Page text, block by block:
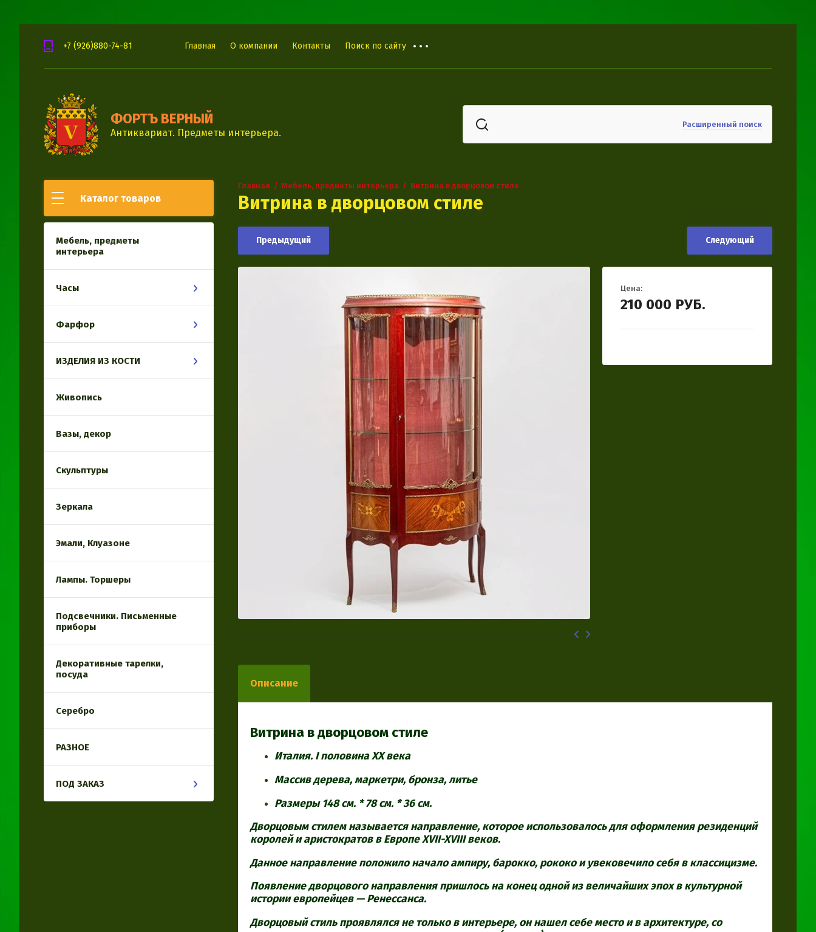
+7 (926)880-74-81 Главная О компании Контакты Поиск по сайту
ФОРТЪ ВЕРНЫЙ
Антиквариат. Предметы интерьера.
Расширенный поиск
Каталог товаров
Мебель, предметы
интерьера
Часы
Фарфор
ИЗДЕЛИЯ ИЗ КОСТИ
Живопись
Вазы, декор
Скульптуры
Зеркала
Эмали, Клуазоне
Лампы. Торшеры
Подсвечники. Письменные
приборы
Декоративные тарелки,
посуда
Серебро
РАЗНОЕ
ПОД ЗАКАЗ
Главная
  /
Мебель, предметы интерьера
  /
Витрина в дворцовом стиле
Витрина в дворцовом стиле
Предыдущий Следующий
Цена:
210 000 РУБ.
Описание
Витрина в дворцовом стиле
Италия. I половина ХХ века
Массив дерева, маркетри, бронза, литье
Размеры 148 см. * 78 см. * 36 см.
Дворцовым стилем называется направление, которое использовалось для оформления резиденций
королей и аристократов в Европе XVII-XVIII веков.
Данное направление положило начало ампиру, барокко, рококо и увековечило себя в классицизме.
Появление дворцового направления пришлось на конец одной из величайших эпох в культурной
истории европейцев — Ренессанса.
Дворцовый стиль проявлялся не только в интерьере, он нашел себе место и в архитектуре, со